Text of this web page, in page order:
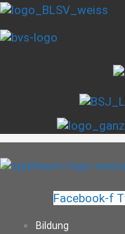
Facebook-f
Bildung